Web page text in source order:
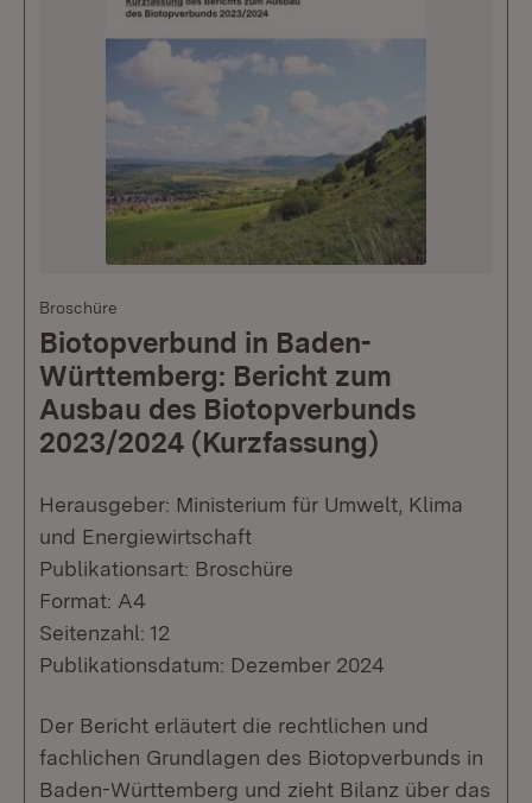
Broschüre
Biotopverbund in Baden-
Württemberg: Bericht zum
Ausbau des Biotopverbunds
2023/2024 (Kurzfassung)
Herausgeber: Ministerium für Umwelt, Klima
und Energiewirtschaft
Publikationsart: Broschüre
Format: A4
Seitenzahl: 12
Publikationsdatum: Dezember 2024
Der Bericht erläutert die rechtlichen und
fachlichen Grundlagen des Biotopverbunds in
Baden-Württemberg und zieht Bilanz über das